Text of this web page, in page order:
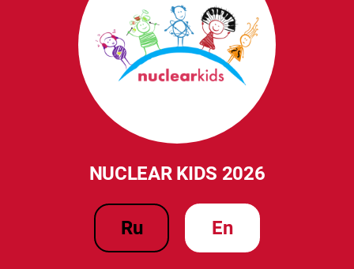
NUCLEAR KIDS 2026
ru en